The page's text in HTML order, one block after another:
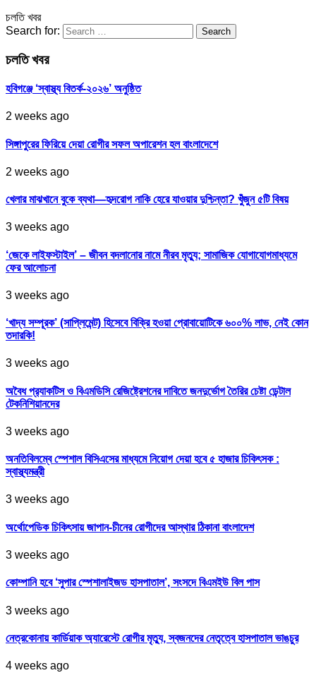
চলতি খবর
Search for:
চলতি খবর
হবিগঞ্জে ‘স্বাস্থ্য বিতর্ক-২০২৬’ অনুষ্ঠিত
2 weeks ago
সিঙ্গাপুরের ফিরিয়ে দেয়া রোগীর সফল অপারেশন হল বাংলাদেশে
2 weeks ago
খেলার মাঝখানে বুকে ব্যথা—হৃদরোগ নাকি হেরে যাওয়ার দুশ্চিন্তা? খুঁজুন ৫টি বিষয়
3 weeks ago
‘জেকে লাইফস্টাইল’ – জীবন বদলানোর নামে নীরব মৃত্যু; সামাজিক যোগাযোগমাধ্যমে
ফের আলোচনা
3 weeks ago
‘খাদ্য সম্পূরক’ (সাপ্লিমেন্ট) হিসেবে বিক্রি হওয়া প্রোবায়োটিকে ৬০০% লাভ, নেই কোন
তদারকি!
3 weeks ago
অবৈধ প্র‍্যাকটিস ও বিএমডিসি রেজিষ্ট্রেশনের দাবিতে জনদুর্ভোগ তৈরির চেষ্টা ডেন্টাল
টেকনিশিয়ানদের
3 weeks ago
অনতিবিলম্বে স্পেশাল বিসিএসের মাধ্যমে নিয়োগ দেয়া হবে ৫ হাজার চিকিৎসক :
স্বাস্থ্যমন্ত্রী
3 weeks ago
অর্থোপেডিক চিকিৎসায় জাপান-চীনের রোগীদের আস্থার ঠিকানা বাংলাদেশ
3 weeks ago
কোম্পানি হবে ‘সুপার স্পেশালাইজড হাসপাতাল’, সংসদে বিএমইউ বিল পাস
3 weeks ago
নেত্রকোনায় কার্ডিয়াক অ্যারেস্টে রোগীর মৃত্যু, স্বজনদের নেতৃত্বে হাসপাতাল ভাঙচুর
4 weeks ago